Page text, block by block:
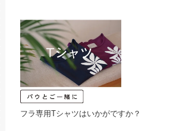
フラ専用Tシャツはいかがですか？